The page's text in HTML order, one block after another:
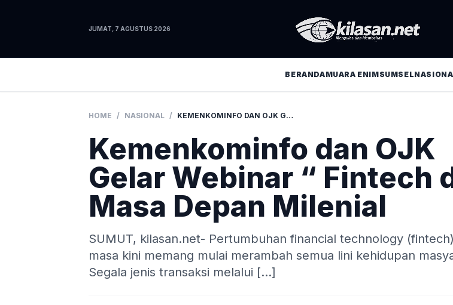
JUMAT, 7 AGUSTUS 2026
BERANDAMUARA ENIMSUMSEL
HOME / NASIONAL / KEMENKOMINFO DAN OJK GELAR WEBINAR “ FINTECH DAN MASA DEPAN MILENIAL
Kemenkominfo dan OJK
Gelar Webinar “ Fintech
Masa Depan Milenial
SUMUT, kilasan.net- Pertumbuhan financial technology
masa kini memang mulai merambah semua lini kehidupan
Segala jenis transaksi melalui […]